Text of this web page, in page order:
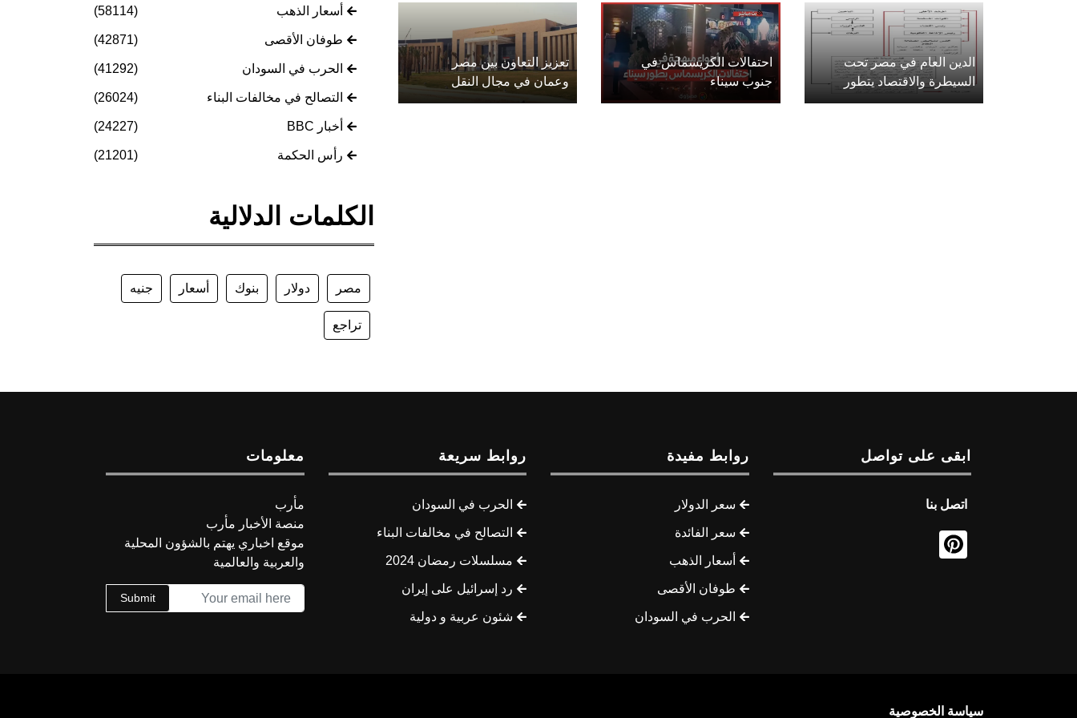
الدين العام في مصر تحت
السيطرة والاقتصاد يتطور
احتفالات الكريسماس في
جنوب سيناء
تعزيز التعاون بين مصر
وعمان في مجال النقل
أسعار الذهب (58114)
طوفان الأقصى (42871)
الحرب في السودان (41292)
التصالح في مخالفات البناء (26024)
أخبار BBC (24227)
رأس الحكمة (21201)
الكلمات الدلالية
مصر دولار بنوك أسعار جنيه
تراجع
ابقى على تواصل
اتصل بنا
روابط مفيدة
سعر الدولار
سعر الفائدة
أسعار الذهب
طوفان الأقصى
الحرب في السودان
روابط سريعة
الحرب في السودان
التصالح في مخالفات البناء
مسلسلات رمضان 2024
رد إسرائيل على إيران
شئون عربية و دولية
معلومات
مأرب
منصة الأخبار مأرب
موقع اخباري يهتم بالشؤون المحلية
والعربية والعالمية
Submit
سياسة الخصوصية